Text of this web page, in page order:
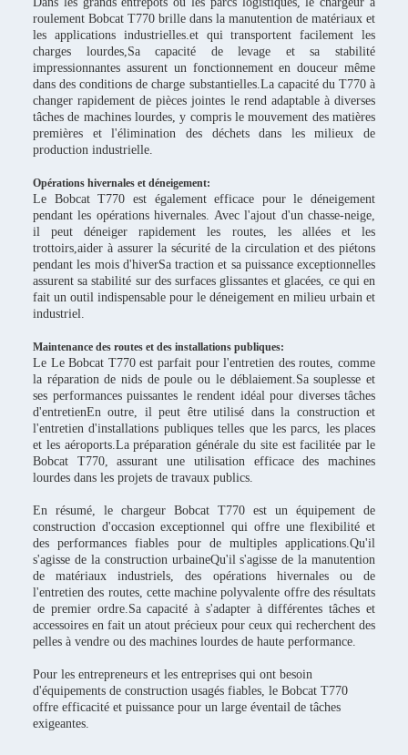
roulement Bobcat T770 brille dans la manutention de matériaux et
les applications industrielles.et qui transportent facilement les
charges lourdes,Sa capacité de levage et sa stabilité
impressionnantes assurent un fonctionnement en douceur même
dans des conditions de charge substantielles.La capacité du T770 à
changer rapidement de pièces jointes le rend adaptable à diverses
tâches de machines lourdes, y compris le mouvement des matières
premières et l'élimination des déchets dans les milieux de
production industrielle.
Opérations hivernales et déneigement:
Le Bobcat T770 est également efficace pour le déneigement
pendant les opérations hivernales. Avec l'ajout d'un chasse-neige,
il peut déneiger rapidement les routes, les allées et les
trottoirs,aider à assurer la sécurité de la circulation et des piétons
pendant les mois d'hiverSa traction et sa puissance exceptionnelles
assurent sa stabilité sur des surfaces glissantes et glacées, ce qui en
fait un outil indispensable pour le déneigement en milieu urbain et
industriel.
Maintenance des routes et des installations publiques:
Le Le Bobcat T770 est parfait pour l'entretien des routes, comme
la réparation de nids de poule ou le déblaiement.Sa souplesse et
ses performances puissantes le rendent idéal pour diverses tâches
d'entretienEn outre, il peut être utilisé dans la construction et
l'entretien d'installations publiques telles que les parcs, les places
et les aéroports.La préparation générale du site est facilitée par le
Bobcat T770, assurant une utilisation efficace des machines
lourdes dans les projets de travaux publics.
En résumé, le chargeur Bobcat T770 est un équipement de
construction d'occasion exceptionnel qui offre une flexibilité et
des performances fiables pour de multiples applications.Qu'il
s'agisse de la construction urbaineQu'il s'agisse de la manutention
de matériaux industriels, des opérations hivernales ou de
l'entretien des routes, cette machine polyvalente offre des résultats
de premier ordre.Sa capacité à s'adapter à différentes tâches et
accessoires en fait un atout précieux pour ceux qui recherchent des
pelles à vendre ou des machines lourdes de haute performance.
Pour les entrepreneurs et les entreprises qui ont besoin
d'équipements de construction usagés fiables, le Bobcat T770
offre efficacité et puissance pour un large éventail de tâches
exigeantes.